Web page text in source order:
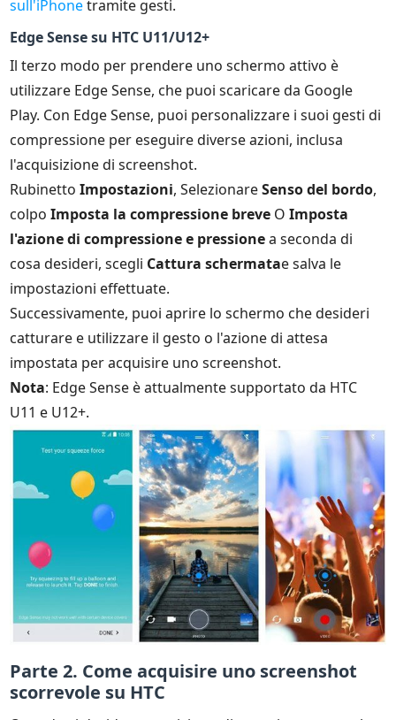
sull'iPhonetramite gesti.
Edge Sense su HTC U11/U12+
Il terzo modo per prendere uno schermo attivo è
utilizzare Edge Sense, che puoi scaricare da Google
Play. Con Edge Sense, puoi personalizzare i suoi gesti di
compressione per eseguire diverse azioni, inclusa
l'acquisizione di screenshot.
RubinettoImpostazioni, SelezionareSenso del bordo,
colpoImposta la compressione breve OImposta
l'azione di compressione e pressionea seconda di
cosa desideri, scegli Cattura schermatae salva le
impostazioni effettuate.
Successivamente, puoi aprire lo schermo che desideri
catturare e utilizzare il gesto o l'azione di attesa
impostata per acquisire uno screenshot.
Nota: Edge Sense è attualmente supportato da HTC
U11 e U12+.
Parte 2. Come acquisire uno screenshot
scorrevole su HTC